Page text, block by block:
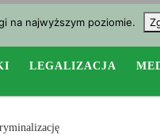
LEGALIZACJA
na najwyższym poziomie.